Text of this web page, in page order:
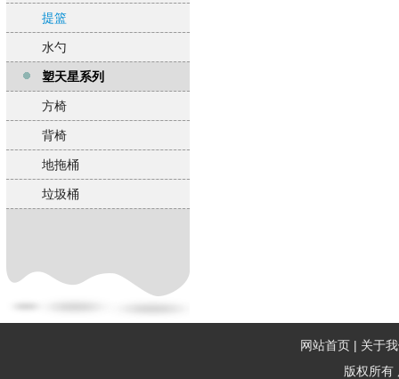
提篮
水勺
塑天星系列
方椅
背椅
地拖桶
垃圾桶
网站首页 | 关于
版权所有